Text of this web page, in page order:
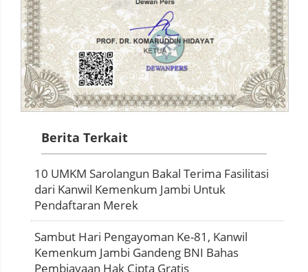
Berita Terkait
10 UMKM Sarolangun Bakal Terima Fasilitasi
dari Kanwil Kemenkum Jambi Untuk
Pendaftaran Merek
Sambut Hari Pengayoman Ke-81, Kanwil
Kemenkum Jambi Gandeng BNI Bahas
Pembiayaan Hak Cipta Gratis